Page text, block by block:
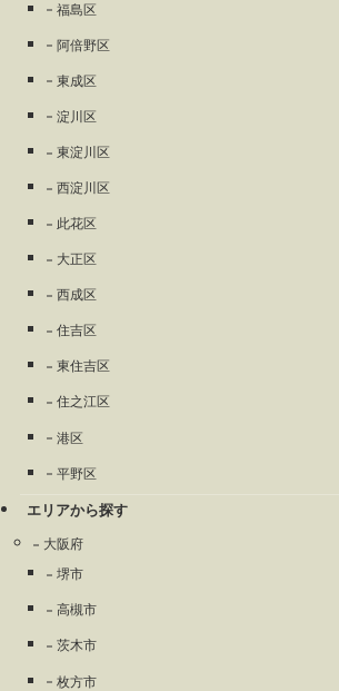
福島区
阿倍野区
東成区
淀川区
東淀川区
西淀川区
此花区
大正区
西成区
住吉区
東住吉区
住之江区
港区
平野区
エリアから探す
大阪府
堺市
高槻市
茨木市
枚方市